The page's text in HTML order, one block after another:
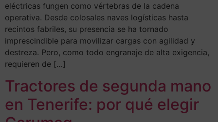
eléctricas fungen como vértebras de la cadena
operativa. Desde colosales naves logísticas hasta
recintos fabriles, su presencia se ha tornado
imprescindible para movilizar cargas con agilidad y
destreza. Pero, como todo engranaje de alta exigencia,
requieren de […]
Tractores de segunda mano
en Tenerife: por qué elegir